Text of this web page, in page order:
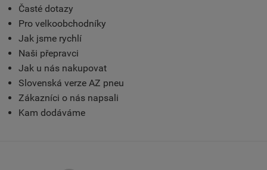
Časté dotazy
Pro velkoobchodníky
Jak jsme rychlí
Naši přepravci
Jak u nás nakupovat
Slovenská verze AZ pneu
Zákazníci o nás napsali
Kam dodáváme